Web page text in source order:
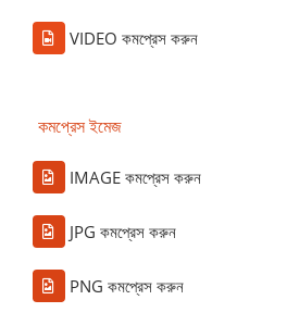
VIDEO কমপ্রেস করুন
কমপ্রেস ইমেজ
IMAGE কমপ্রেস করুন
JPG কমপ্রেস করুন
PNG কমপ্রেস করুন